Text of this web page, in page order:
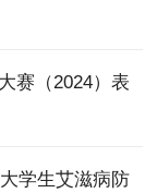
赛（2024）表
学生艾滋病防